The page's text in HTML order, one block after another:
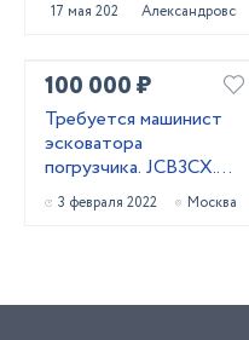
17 мая 2023 Александровская
100 000 ₽
Требуется машинист
эсковатора
погрузчика. JCB3CX.
Зарплата. 100000₽
3 февраля 2022 Москва